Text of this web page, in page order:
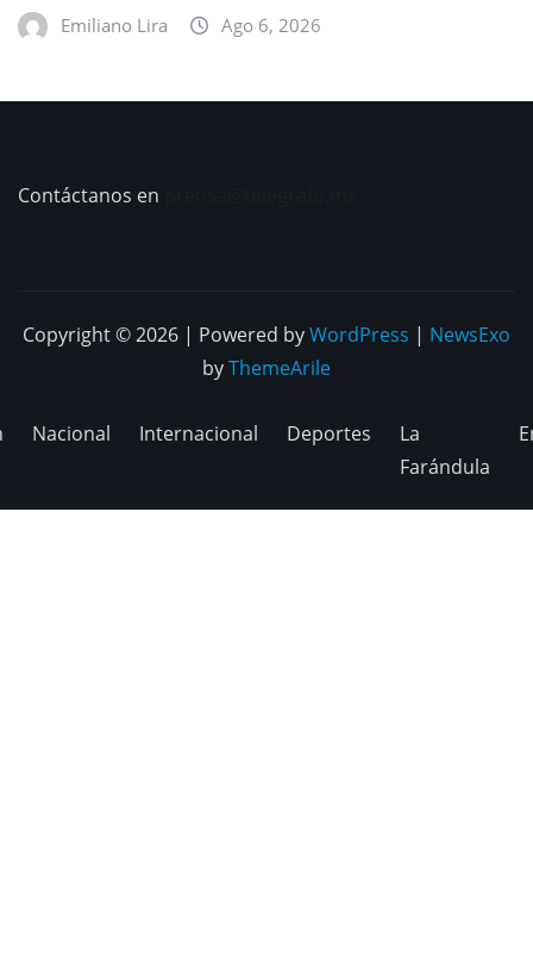
Emiliano Lira Ago 6, 2026
Contáctanos en
Copyright © 2026 | Powered byWordPress | NewsExo
byThemeArile
Nacional Internacional Deportes
La
Farándula